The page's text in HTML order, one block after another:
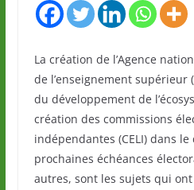
La création de l’Agence
de l’enseignement supérieur
du développement de
création des commissions
indépendantes (CELI) dans
prochaines échéances
autres, sont les sujets qui